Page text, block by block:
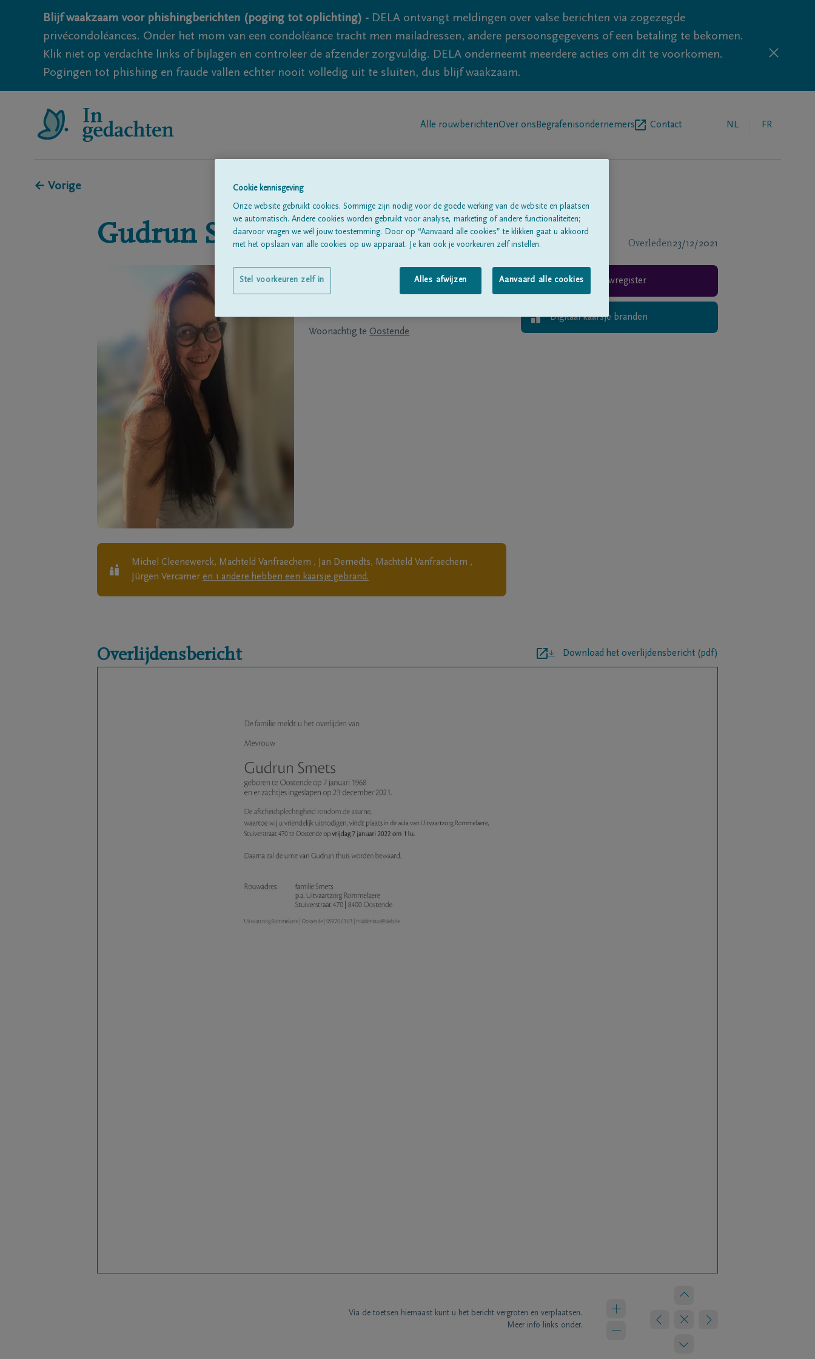
Blijf waakzaam voor phishingberichten (poging tot oplichting) - DELA ontvangt meldingen over valse berichten via zogezegde
privécondoléances. Onder het mom van een condoléance tracht men mailadressen, andere persoonsgegevens of een betaling te bekomen.
Klik niet op verdachte links of bijlagen en controleer de afzender zorgvuldig. DELA onderneemt meerdere acties om dit te voorkomen.
Pogingen tot phishing en fraude vallen echter nooit volledig uit te sluiten, dus blijf waakzaam.
Alle rouwberichtenOver ons Begrafenisondernemers Contact NL FR
← Vorige
Gudrun Smets Overleden23/12/2021
Woonachtig te Oostende
Michel Cleenewerck, Machteld Vanfraechem , Jan Demedts, Machteld Vanfraechem ,
Jürgen Vercamer en 1 andere hebben een kaarsje gebrand.
Rouwregister
Digitaal kaarsje branden
Overlijdensbericht Download het overlijdensbericht (pdf)
Via de toetsen hiernaast kunt u het bericht vergroten en verplaatsen.
Meer info links onder.
Cookie kennisgeving
Onze website gebruikt cookies. Sommige zijn nodig voor de goede werking van de website en plaatsen
we automatisch. Andere cookies worden gebruikt voor analyse, marketing of andere functionaliteiten;
daarvoor vragen we wél jouw toestemming. Door op “Aanvaard alle cookies” te klikken gaat u akkoord
met het opslaan van alle cookies op uw apparaat. Je kan ook je voorkeuren zelf instellen.
Alles afwijzen Aanvaard alle cookies
Stel voorkeuren zelf in